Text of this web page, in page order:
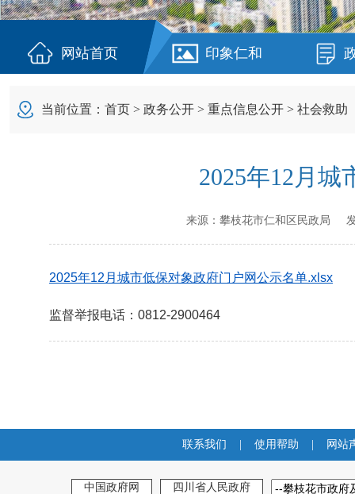
网站首页 印象仁和
当前位置： 首页 > 政务公开 > 重点信息公开 > 社会救助
2025年12月
来源： 攀枝花市仁和区民政局 发
2025年12月城市低保对象政府门户网公示名单.xlsx
监督举报电话：0812-2900464
联系我们 使用帮助 网站
中国政府网 四川省人民政府